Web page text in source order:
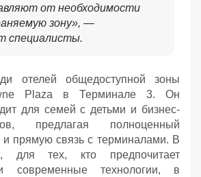
от необходимости
зону», —
специалисты.
отелей общедоступной зоны
Plaza в Терминале 3. Он
для семей с детьми и бизнес-
предлагая полноценный
и прямую связь с терминалами. В
тех, кто предпочитает
и современные технологии, в